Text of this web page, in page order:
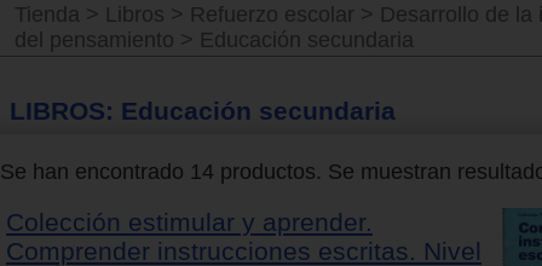
Tienda > Libros > Refuerzo escolar > Desarrollo de la
del pensamiento > Educación secundaria
LIBROS: Educación secundaria
Se han encontrado 14 productos. Se muestran
Colección estimular y aprender.
Comprender instrucciones escritas. Nivel